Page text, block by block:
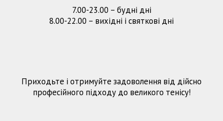
7.00-23.00 – будні дні
8.00-22.00 – вихідні і святкові дні
Приходьте і отримуйте задоволення від дійсно
професійного підходу до великого тенісу!